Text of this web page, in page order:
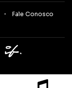
Fale Conosco